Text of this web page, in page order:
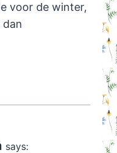
voor de winter,
dan
says: